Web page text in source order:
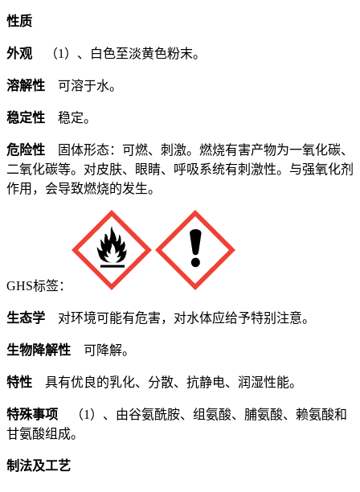
性质
外观 （1）、白色至淡黄色粉末。
溶解性 可溶于水。
稳定性 稳定。
危险性
固体形态：可燃、刺激。燃烧有害产物为一氧化碳、
二氧化碳等。对皮肤、眼睛、呼吸系统有刺激性。与强氧化剂
作用，会导致燃烧的发生。
GHS标签：
生态学 对环境可能有危害，对水体应给予特别注意。
生物降解性 可降解。
特性 具有优良的乳化、分散、抗静电、润湿性能。
特殊事项
（1）、由谷氨酰胺、组氨酸、脯氨酸、赖氨酸和
甘氨酸组成。
制法及工艺